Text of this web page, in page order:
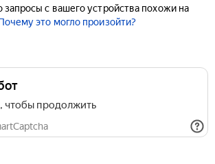
с вашего устройства похожи на
это могло произойти?
чтобы продолжить